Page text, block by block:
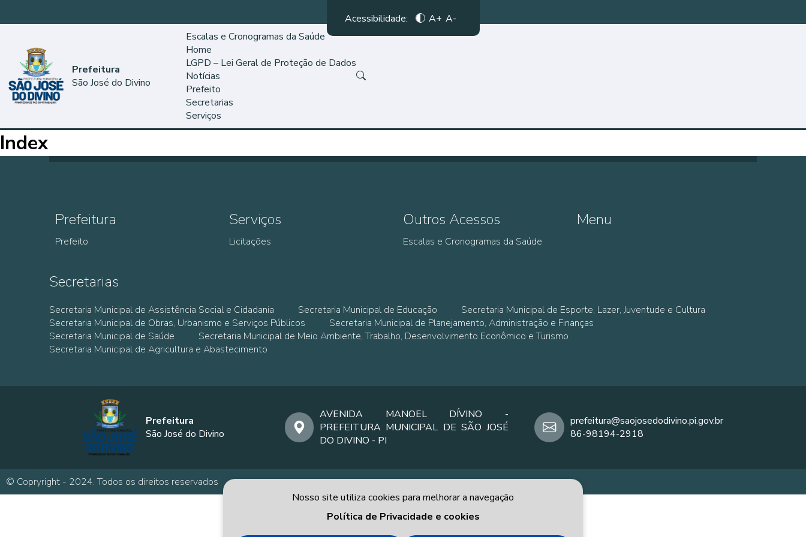
Acessibilidade: A+ A-
Prefeitura
São José do Divino
Escalas e Cronogramas da Saúde
Home
LGPD – Lei Geral de Proteção de Dados
Notícias
Prefeito
Secretarias
Serviços
Index
Prefeitura
Prefeito
Serviços
Licitações
Outros Acessos
Escalas e Cronogramas da Saúde
Menu
Secretarias
Secretaria Municipal de Assistência Social e Cidadania Secretaria Municipal de Educação
Secretaria Municipal de Esporte, Lazer, Juventude e Cultura
Secretaria Municipal de Obras, Urbanismo e Serviços Públicos
Secretaria Municipal de Planejamento, Administração e Finanças
Secretaria Municipal de Saúde
Secretaria Municipal de Meio Ambiente, Trabalho, Desenvolvimento Econômico e Turismo
Secretaria Municipal de Agricultura e Abastecimento
Prefeitura
São José do Divino
AVENIDA MANOEL DÍVINO -
PREFEITURA MUNICIPAL DE SÃO JOSÉ
DO DIVINO - PI
prefeitura@saojosedodivino.pi.gov.br
86-98194-2918
© Copryright - 2024. Todos os direitos reservados
Nosso site utiliza cookies para melhorar a navegação
Política de Privacidade e cookies